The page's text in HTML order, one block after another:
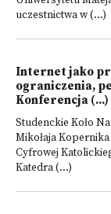
uczestnictwa w (...)
Internet jako
ograniczenia,
Konferencja (...)
Studenckie Koło
Mikołaja
Cyfrowej
Katedra (...)